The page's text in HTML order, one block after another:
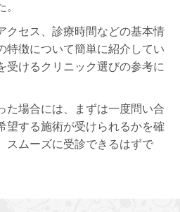
クセス、診療時間などの基本情
特徴について簡単に紹介してい
受けるクリニック選びの参考に
た場合には、まずは一度問い合
望する施術が受けられるかを確
スムーズに受診できるはずで